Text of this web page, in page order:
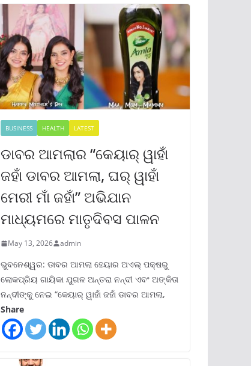
BUSINESS HEALTH LATEST
ଡାବର ଆମଲାର “କେୟାର୍ ୱାହାଁ
ଜହାଁ ଡାବର ଆମଲା, ଘର୍ ୱାହାଁ
ମେରୀ ମାଁ ଜହାଁ” ଅଭିଯାନ
ମାଧ୍ୟମରେ ମାତୃଦିବସ ପାଳନ
May 13, 2026 admin
ଭୁବନେଶ୍ୱର: ଡାବର ଆମଲା ହେୟାର ଅଏଲ୍ ପକ୍ଷରୁ
ଲୋକପ୍ରିୟ ଗାୟିକା ଯୁଗଳ ଅନ୍ତରା ନନ୍ଦୀ ଏବଂ ଅଙ୍କିତା
ନନ୍ଦୀଙ୍କୁ ନେଇ “କେୟାର୍ ୱାହାଁ ଜହାଁ ଡାବର ଆମଲା,
Share